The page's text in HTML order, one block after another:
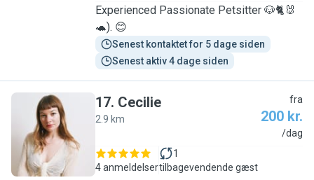
Experienced Passionate Petsitter 🐶🐈🐰
🐢). 😊
Senest kontaktet for 5 dage siden
Senest aktiv 4 dage siden
C
17. Cecilie
2.9 km
fra
200 kr.
/dag
4 anmeldelser
1
tilbagevendende gæst